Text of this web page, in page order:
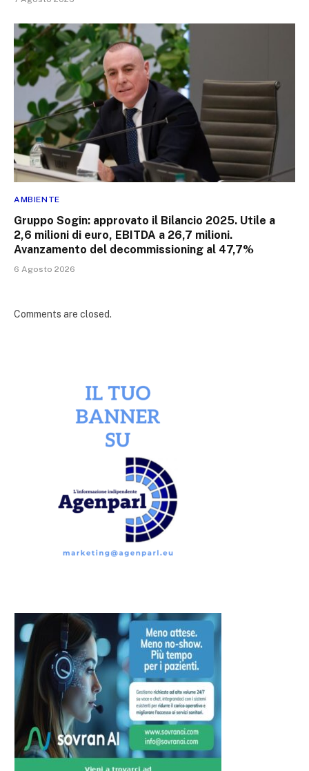
AMBIENTE
Gruppo Sogin: approvato il Bilancio 2025. Utile a
2,6 milioni di euro, EBITDA a 26,7 milioni.
Avanzamento del decommissioning al 47,7%
6 Agosto 2026
Comments are closed.